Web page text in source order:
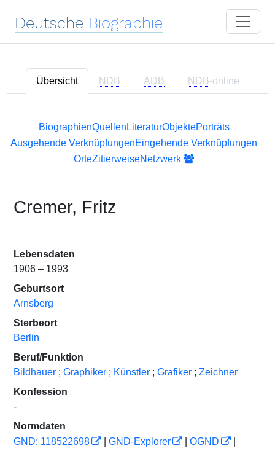
Deutsche Biographie
Übersicht NDB ADB NDB-online
BiographienQuellen LiteraturObjektePorträts
Ausgehende VerknüpfungenEingehende Verknüpfungen
OrteZitierweiseNetzwerk
Cremer, Fritz
Lebensdaten
1906 – 1993
Geburtsort
Arnsberg
Sterbeort
Berlin
Beruf/Funktion
Bildhauer ; Graphiker ; Künstler ; Grafiker ; Zeichner
Konfession
-
Normdaten
GND: 118522698
GND-Explorer OGND